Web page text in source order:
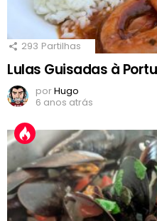
293 Partilhas
Lulas Guisadas à
porHugo
6 anos atrás